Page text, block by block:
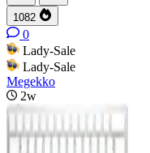
1082
0
Lady-Sale
Lady-Sale
Megekko
2w